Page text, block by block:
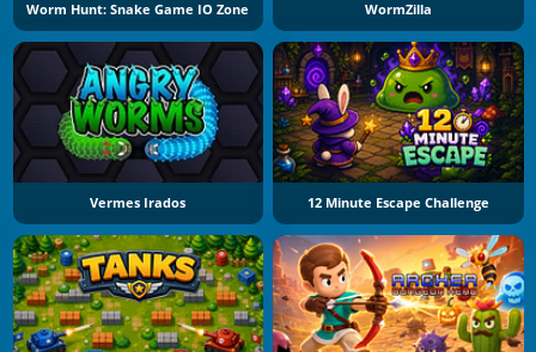
Worm Hunt: Snake Game IO Zone WormZilla
Vermes Irados 12 Minute Escape Challenge